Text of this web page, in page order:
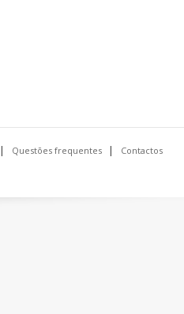
Questões frequentes Contactos